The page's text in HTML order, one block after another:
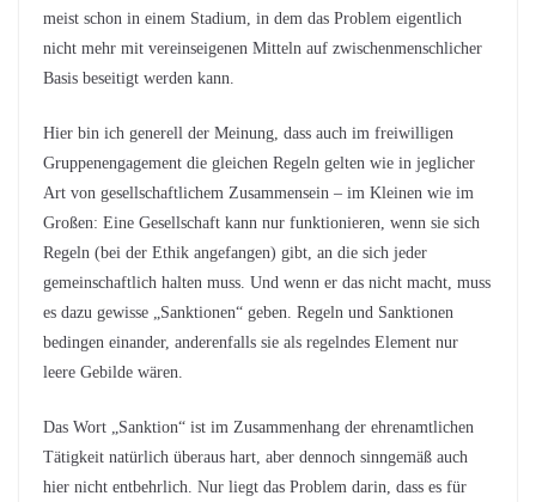
meist schon in einem Stadium, in dem das Problem eigentlich
nicht mehr mit vereinseigenen Mitteln auf zwischenmenschlicher
Basis beseitigt werden kann.
Hier bin ich generell der Meinung, dass auch im freiwilligen
Gruppenengagement die gleichen Regeln gelten wie in jeglicher
Art von gesellschaftlichem Zusammensein – im Kleinen wie im
Großen: Eine Gesellschaft kann nur funktionieren, wenn sie sich
Regeln (bei der Ethik angefangen) gibt, an die sich jeder
gemeinschaftlich halten muss. Und wenn er das nicht macht, muss
es dazu gewisse „Sanktionen“ geben. Regeln und Sanktionen
bedingen einander, anderenfalls sie als regelndes Element nur
leere Gebilde wären.
Das Wort „Sanktion“ ist im Zusammenhang der ehrenamtlichen
Tätigkeit natürlich überaus hart, aber dennoch sinngemäß auch
hier nicht entbehrlich. Nur liegt das Problem darin, dass es für